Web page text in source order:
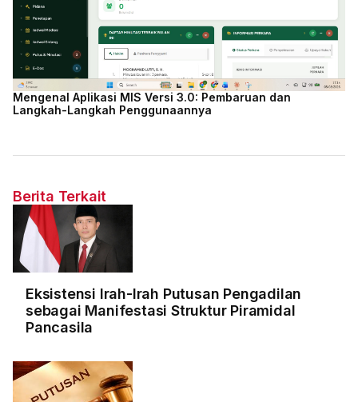
Mengenal Aplikasi MIS Versi 3.0: Pembaruan dan
Langkah-Langkah Penggunaannya
Berita Terkait
Eksistensi Irah-Irah Putusan Pengadilan
sebagai Manifestasi Struktur Piramidal
Pancasila